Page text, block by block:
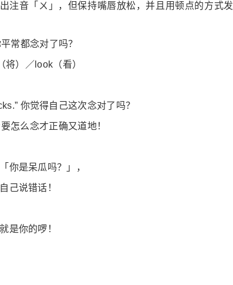
注音「ㄨ」，但保持嘴唇放松，并且用顿点的方式发
常都念对了吗？
）／look（看）
你觉得自己这次念对了吗？
怎么念才正确又道地！
你是呆瓜吗？」，
己说错话！
是你的啰！